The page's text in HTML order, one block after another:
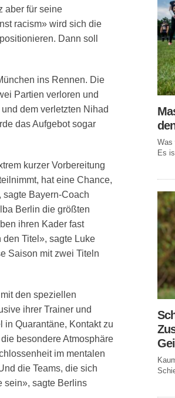
aber für seine
racism» wird sich die
Dann soll
ins Rennen. Die
Partien verloren und
dem verletzten Nihad
das Aufgebot sogar
kurzer Vorbereitung
hat eine Chance,
sagte Bayern-Coach
Berlin die größten
ihren Kader fast
Titel», sagte Luke
Saison mit zwei Titeln
den speziellen
ihrer Trainer und
in Quarantäne, Kontakt zu
besondere Atmosphäre
im mentalen
die Teams, die sich
sein», sagte Berlins
Was
Es